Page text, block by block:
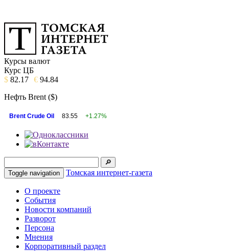
Курсы валют
Курс ЦБ
$ 82.17 € 94.84
Нефть Brent ($)
Brent Crude Oil 83.55 +1.27%
Toggle navigation Томская интернет-газета
О проекте
События
Новости компаний
Разворот
Персона
Мнения
Корпоративный раздел